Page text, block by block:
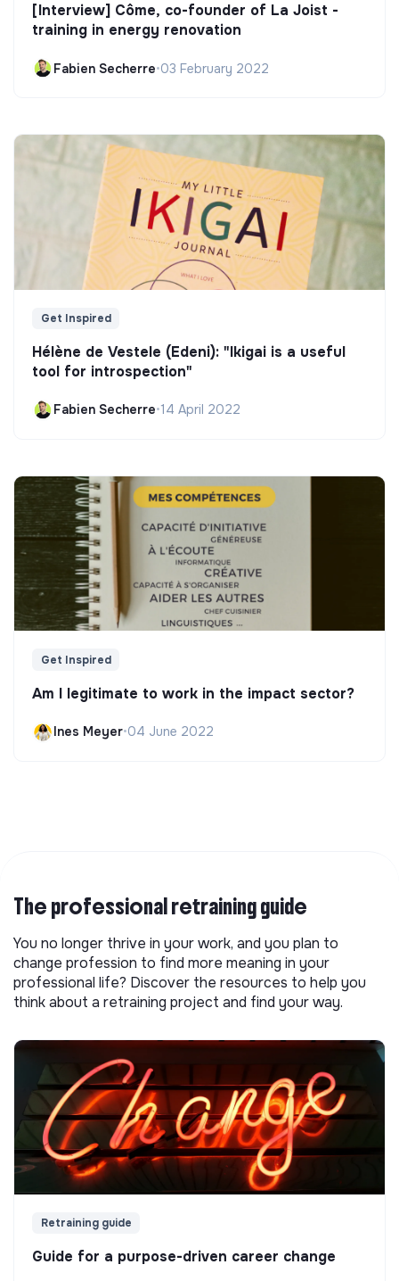
[Interview] Côme, co-founder of La Joist -
training in energy renovation
Fabien Secherre•03 February 2022
Get Inspired
Hélène de Vestele (Edeni): "Ikigai is a useful
tool for introspection"
Fabien Secherre•14 April 2022
Get Inspired
Am I legitimate to work in the impact sector?
Ines Meyer•04 June 2022
The professional retraining guide
You no longer thrive in your work, and you plan to
change profession to find more meaning in your
professional life? Discover the resources to help you
think about a retraining project and find your way.
Retraining guide
Guide for a purpose-driven career change